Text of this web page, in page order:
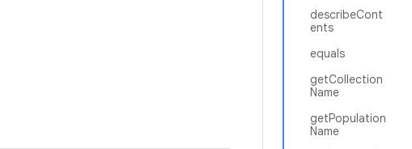
describeCont
ents
equals
getCollection
Name
getPopulation
Name